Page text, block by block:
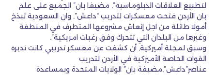
لتطبيع العلاقات الدبلوماسية”, مضيفا بان” الجميع على علم
بان الأردن فتحت معسكرات لتدريب “داعش”, وان السعودية تبذخ
أمولا طائلة من اجل إنعاش مشروعها المتطرف في المنطقة
وغيرها من البلدان التي تتحرك وفق رغبات امريكية”.
وسبق لمجلة أميركية, أن كشفت عن معسكر تدريبي كانت تديره
القوات الخاصة الأميركية في الأردن لتدريب
عناصر”داعش”,مضيفة بان” الولايات المتحدة وبمساعدة